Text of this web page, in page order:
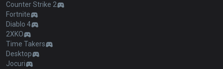
Counter Strike 2
Fortnite
Diablo 4
2XKO
Time Takers
Desktop
Jocuri